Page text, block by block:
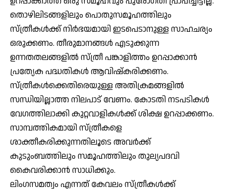
തൊഴിലിടങ്ങളിലും പൊതുസമൂഹത്തിലും
സ്ത്രീകൾക്ക് നിർഭയമായി ഇടപെടാനുള്ള സാഹചര്യം
ഒരുക്കണം. തീരുമാനങ്ങൾ എടുക്കുന്ന
ഉന്നതതലങ്ങളിൽ സ്ത്രീ പങ്കാളിത്തം ഉറപ്പാക്കാൻ
പ്രത്യേക പദ്ധതികൾ ആവിഷ്കരിക്കണം.
സ്ത്രീകൾക്കെതിരെയുള്ള അതിക്രമങ്ങളിൽ
സന്ധിയില്ലാത്ത നിലപാട് വേണം. കോടതി നടപടികൾ
വേഗത്തിലാക്കി കുറ്റവാളികൾക്ക് ശിക്ഷ ഉറപ്പാക്കണം.
സാമ്പത്തികമായി സ്ത്രീകളെ
ശാക്തീകരിക്കുന്നതിലൂടെ അവർക്ക്
കുടുംബത്തിലും സമൂഹത്തിലും തുല്യപദവി
കൈവരിക്കാൻ സാധിക്കും.
ലിംഗസമത്വം എന്നത് കേവലം സ്ത്രീകൾക്ക്